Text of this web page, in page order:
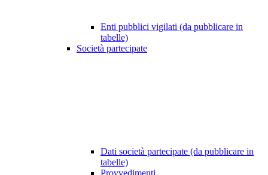
Enti pubblici vigilati (da pubblicare in
tabelle)
Società partecipate
Dati società partecipate (da pubblicare in
tabelle)